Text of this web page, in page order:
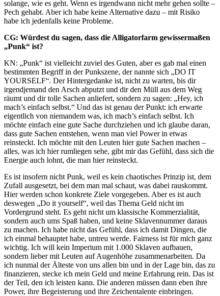
solange, wie es geht. Wenn es irgendwann nicht mehr gehen sollte –
Pech gehabt. Aber ich habe keine Alternative dazu – mit Risiko
habe ich jedenfalls keine Probleme.
CG: Würdest du sagen, dass die Alligatorfarm gewissermaßen
„Punk“ ist?
KN: „Punk“ ist vielleicht zuviel des Guten, aber es gab mal einen
bestimmten Begriff in der Punkszene, der nannte sich „DO IT
YOURSELF“. Der Hintergedanke ist, nicht zu warten, bis dir
irgendjemand den Arsch abputzt und dir den Müll aus dem Weg
räumt und dir tolle Sachen anliefert, sondern zu sagen: „Hey, ich
mach’s einfach selbst.“ Und das ist genau der Punkt: ich erwarte
eigentlich von niemandem was, ich mach’s einfach selbst. Ich
möchte einfach eine gute Sache durchziehen und ich glaube daran,
dass gute Sachen entstehen, wenn man viel Power in etwas
reinsteckt. Ich möchte mit den Leuten hier gute Sachen machen –
alles, was ich hier rumliegen sehe, gibt mir das Gefühl, dass sich die
Energie auch lohnt, die man hier reinsteckt.
Es ist insofern nicht Punk, weil es kein chaotisches Prinzip ist, dem
Zufall ausgesetzt, bei dem man mal schaut, was dabei rauskommt.
Hier werden schon konkrete Ziele vorgegeben. Aber es ist auch
deswegen „Do it yourself“, weil das Thema Geld nicht im
Vordergrund steht. Es geht nicht um klassische Kommerzialität,
sondern auch ums Spaß haben, und keine Sklavennummer daraus
zu machen. Ich habe nicht das Gefühl, dass ich damit Dingen, die
ich einmal behauptet habe, untreu werde. Fairness ist für mich ganz
wichtig. Ich will kein Imperium mit 1.000 Sklaven aufbauen,
sondern lieber mit Leuten auf Augenhöhe zusammenarbeiten. Da
ich nunmal der Älteste von uns allen bin und in der Lage bin, das zu
finanzieren, stecke ich mein Geld und meine Erfahrung rein. Das ist
der Teil, den ich leisten kann. Die anderen müssen dann eben ihre
Power, ihre Begeisterung und ihre Zeichentalente einbringen.